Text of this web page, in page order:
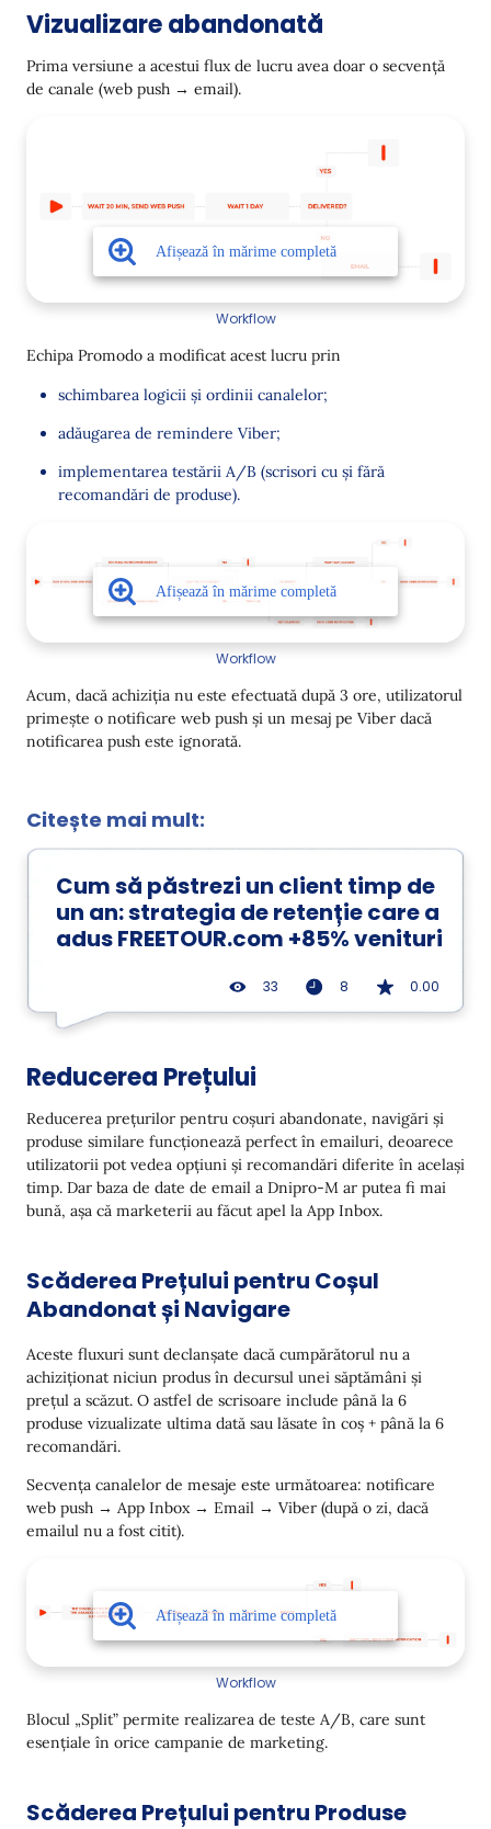
Vizualizare abandonată
Prima versiune a acestui flux de lucru avea doar o secvență
de canale (web push → email).
Workflow
Echipa Promodo a modificat acest lucru prin
schimbarea logicii și ordinii canalelor;
adăugarea de remindere Viber;
implementarea testării A/B (scrisori cu și fără
recomandări de produse).
Workflow
Acum, dacă achiziția nu este efectuată după 3 ore, utilizatorul
primește o notificare web push și un mesaj pe Viber dacă
notificarea push este ignorată.
Citește mai mult:
Cum să păstrezi un client timp de
un an: strategia de retenție care a
adus FREETOUR.com +85% venituri
33 8 0.00
Reducerea Prețului
Reducerea prețurilor pentru coșuri abandonate, navigări și
produse similare funcționează perfect în emailuri, deoarece
utilizatorii pot vedea opțiuni și recomandări diferite în același
timp. Dar baza de date de email a Dnipro-M ar putea fi mai
bună, așa că marketerii au făcut apel la App Inbox.
Scăderea Prețului pentru Coșul
Abandonat și Navigare
Aceste fluxuri sunt declanșate dacă cumpărătorul nu a
achiziționat niciun produs în decursul unei săptămâni și
prețul a scăzut. O astfel de scrisoare include până la 6
produse vizualizate ultima dată sau lăsate în coș + până la 6
recomandări.
Secvența canalelor de mesaje este următoarea: notificare
web push → App Inbox → Email → Viber (după o zi, dacă
emailul nu a fost citit).
Workflow
Blocul „Split” permite realizarea de teste A/B, care sunt
esențiale în orice campanie de marketing.
Scăderea Prețului pentru Produse